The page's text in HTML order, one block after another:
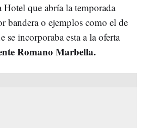
que abría la temporada
bandera o ejemplos como el de
se incorporaba esta a la oferta
Romano Marbella.